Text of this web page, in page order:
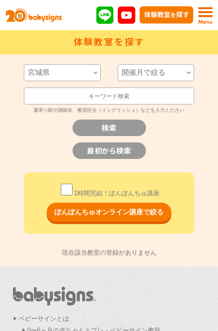
体験教室を探す
最寄り駅や講師名、教室区分（イングリッシュ）などを入力ください
1時間完結！ぽんぽんちゅ講座
ぽんぽんちゅオンライン講座で絞る
現在該当教室の登録がありません
ベビーサインとは